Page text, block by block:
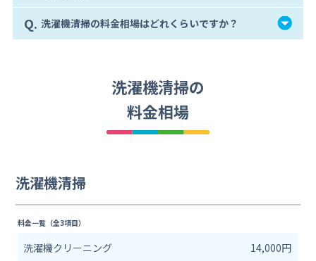
Q. 洗濯機清掃の料金相場はどれくらいですか？
洗濯機清掃の
料金相場
洗濯機清掃
料金一覧（全3項目）
洗濯機クリーニング
14,000円